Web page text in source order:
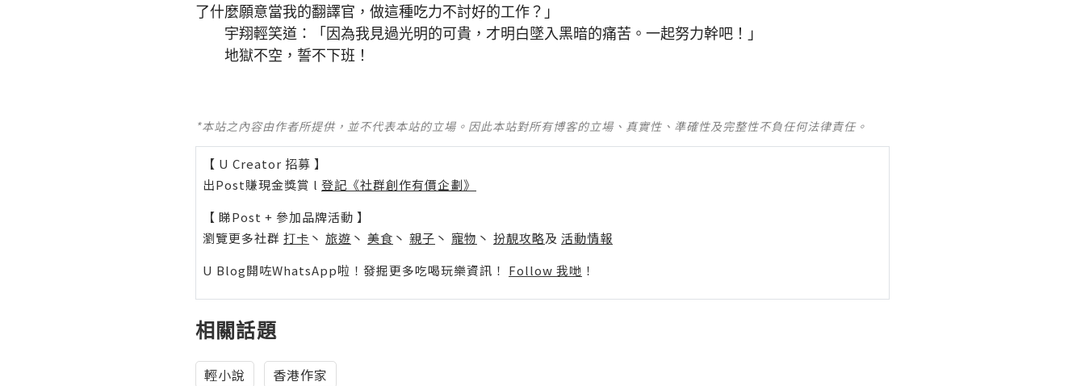
了什麼願意當我的翻譯官，做這種吃力不討好的工作？」
宇翔輕笑道：「因為我見過光明的可貴，才明白墜入黑暗的痛苦。一起努力幹吧！」
地獄不空，誓不下班！
*本站之內容由作者所提供，並不代表本站的立場。因此本站對所有博客的立場、真實性、準確性及完整性不負任何法律責任。
【 U Creator 招募 】
出Post賺現金獎賞 l 登記《社群創作有價企劃》
【 睇Post + 參加品牌活動 】
瀏覽更多社群 打卡 丶 旅遊 丶 美食 丶 親子 丶 寵物 丶 扮靚攻略及 活動情報
U Blog開咗WhatsApp啦！發掘更多吃喝玩樂資訊！ Follow 我哋 ！
相關話題
輕小說 香港作家